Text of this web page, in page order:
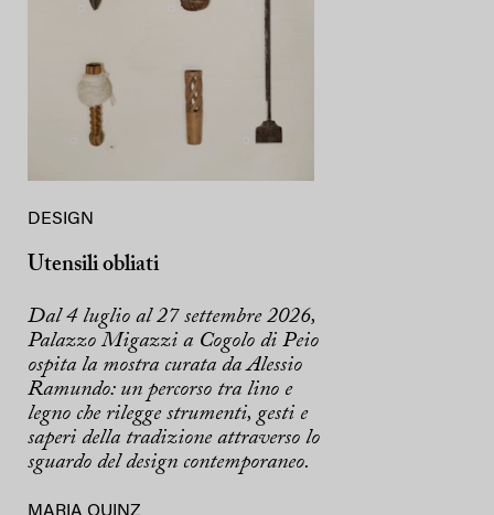
DESIGN
Utensili obliati
Dal 4 luglio al 27 settembre 2026,
Palazzo Migazzi a Cogolo di Peio
ospita la mostra curata da Alessio
Ramundo: un percorso tra lino e
legno che rilegge strumenti, gesti e
saperi della tradizione attraverso lo
sguardo del design contemporaneo.